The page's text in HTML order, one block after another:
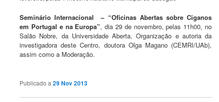
Seminário Internacional – “Oficinas Abertas sobre Ciganos
em Portugal e na Europa”, dia 29 de novembro, pelas 11h00, no
Salão Nobre, da Universidade Aberta, Organização e autoria da
investigadora deste Centro, doutora Olga Magano (CEMRI/UAb),
assim como a Moderação.
Publicado a29 Nov 2013